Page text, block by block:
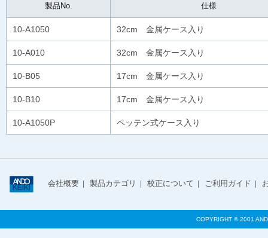
製品No. 仕様
10-A1050 32cm 金属ケース入り
10-A010 32cm 金属ケース入り
10-B05 17cm 金属ケース入り
10-B10 17cm 金属ケース入り
10-A1050P ペッテン式ケース入り
会社概要 製品カテゴリ 校正について ご利用ガイド
COPYRIGHT © 2001